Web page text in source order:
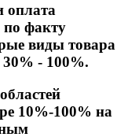
оплата
по факту
виды товара
30% - 100%.
10%-100% на